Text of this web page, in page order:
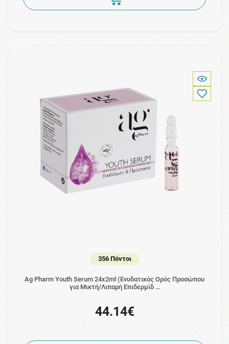
356 Πόντοι
Ag Pharm Youth Serum 24x2ml (Ενυδατικός Ορός Προσώπου
για Μικτή/Λιπαρή Επιδερμίδ …
44.14€